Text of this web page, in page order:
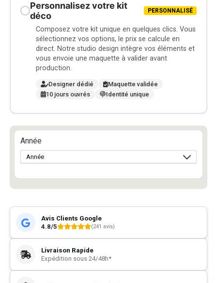
Personnalisez votre kit
déco
PERSONNALISÉ
Composez votre kit unique en quelques clics. Vous
sélectionnez vos options, le prix se calcule en
direct. Notre studio design intègre vos éléments et
vous envoie une maquette à valider avant
production.
Designer dédié
Maquette validée
10 jours ouvrés
Identité unique
Année
Avis Clients Google
4.8/5
(241 avis)
Livraison Rapide
Expédition sous 24/48h*